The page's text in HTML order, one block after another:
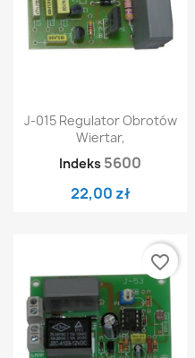
J-015 Regulator Obrotów
Wiertar,
Indeks 5600
22,00 zł
favorite_border